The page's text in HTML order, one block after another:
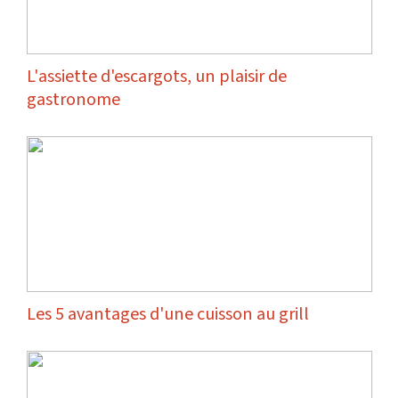
L'assiette d'escargots, un plaisir de
gastronome
Les 5 avantages d'une cuisson au grill